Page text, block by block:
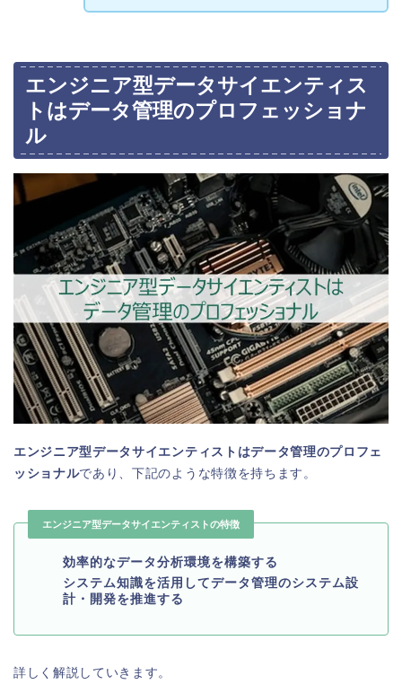
エンジニア型データサイエンティス
トはデータ管理のプロフェッショナ
ル
エンジニア型データサイエンティストはデータ管理のプロフェ
ッショナルであり、下記のような特徴を持ちます。
エンジニア型データサイエンティストの特徴
効率的なデータ分析環境を構築する
システム知識を活用してデータ管理のシステム設
計・開発を推進する
詳しく解説していきます。